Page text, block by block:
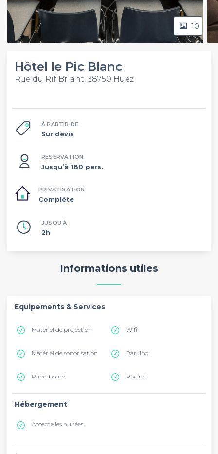
10
Hôtel le Pic Blanc
Rue du Rif Briant, 38750 Huez
À PARTIR DE
Sur devis
RÉSERVATION
Jusqu’à 180 pers.
PRIVATISATION
Complète
JUSQU'À
2h
Informations utiles
Equipements & Services
Matériel de projection Wifi
Matériel de sonorisation Parking
Paperboard Piscine
Hébergement
Accepte les nuitées